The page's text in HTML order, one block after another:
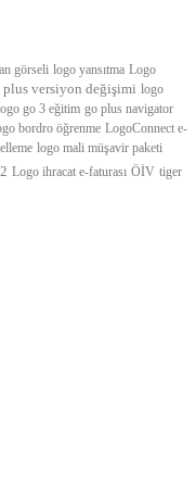
görseli logo yansıtma Logo
versiyon değişimi logo
go 3 eğitim go plus navigator
bordro öğrenme LogoConnect e-
logo mali müşavir paketi
Logo ihracat e-faturası ÖİV tiger